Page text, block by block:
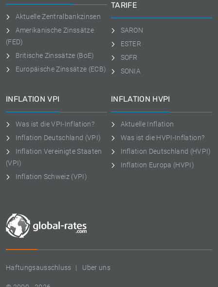
Haftungsausschluss Uber uns
Aktuelle Zentralbankzinsen
Amerikanische Zinssätze
(FED)
Britische Zinssätze (BoE)
Europäische Zinssätze (ECB)
TARIFE
SARON
ESTER
SOFR
SONIA
INFLATION VPI
Was ist die VPI-Inflation?
Inflation Deutschland (VPI)
Inflation Vereinigte Staaten
(VPI)
Inflation Schweiz (VPI)
INFLATION HVPI
Aktuelle Inflation
Was ist die HVPI-Inflation?
Inflation Deutschland (HVPI)
Inflation Europa (HVPI)